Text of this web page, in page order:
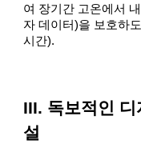
여 장기간 고온에서
자 데이터)을 보호하
시간).
III. 독보적인 디
설